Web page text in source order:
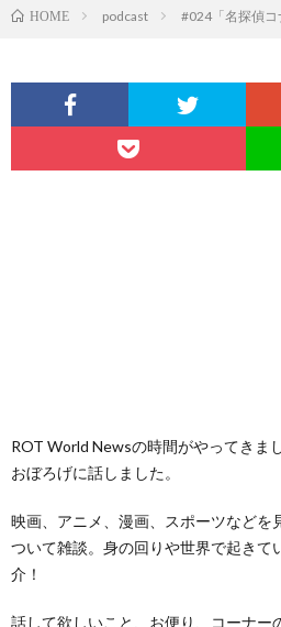
HOME podcast #024「名探偵
ROT World Newsの時間がやってきま
おぼろげに話しました。
映画、アニメ、漫画、スポーツなどを
ついて雑談。身の回りや世界で起きて
介！
話して欲しいこと、お便り、コーナー